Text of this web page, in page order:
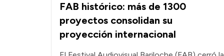
FAB histórico: más de 1300
proyectos consolidan su
proyección internacional